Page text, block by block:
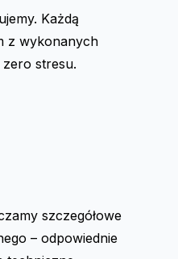
Każdą
z wykonanych
zero stresu.
szczegółowe
– odpowiednie